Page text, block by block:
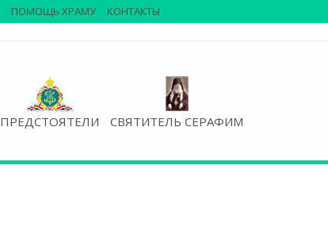
ПРЕДСТОЯТЕЛИ СВЯТИТЕЛЬ СЕРАФИМ
ПОМОЩЬ ХРАМУ КОНТАКТЫ